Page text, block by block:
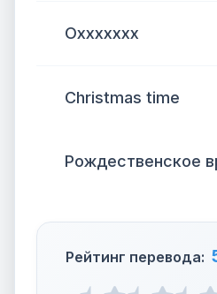
Оххххххх
Christmas time
Рождественское
Рейтинг перевода: